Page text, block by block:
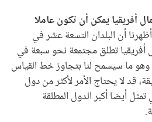
أفريقيا يمكن أن تكون عاملا
أن البلدان التسعة عشر في
تطلق مجتمعة نحو سبعة في
وهو ما سيسمح لنا بتجاوز خط القياس
في الحقيقة، قد لا يحتاج الأمر لأكثر من دول
أيضا أكبر الدول المطلقة